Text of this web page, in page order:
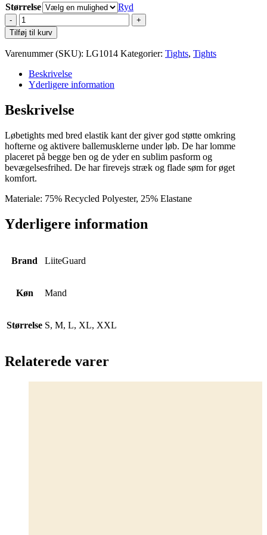
Størrelse
Ryd
LiiteGuard
Glu-
Tech
Long
M
antal
Tilføj til kurv
Varenummer (SKU): LG1014 Kategorier: Tights, Tights
Beskrivelse
Yderligere information
Beskrivelse
Løbetights med bred elastik kant der giver god støtte omkring
hofterne og aktivere ballemusklerne under løb. De har lomme
placeret på begge ben og de yder en sublim pasform og
bevægelsesfrihed. De har firevejs stræk og flade søm for øget
komfort.
Materiale: 75% Recycled Polyester, 25% Elastane
Yderligere information
Brand LiiteGuard
Køn Mand
Størrelse S, M, L, XL, XXL
Relaterede varer